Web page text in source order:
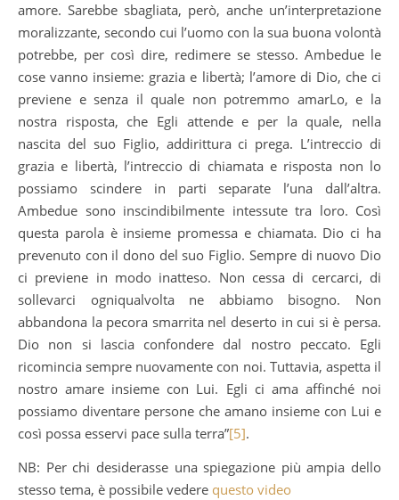
amore. Sarebbe sbagliata, però, anche un’interpretazione
moralizzante, secondo cui l’uomo con la sua buona volontà
potrebbe, per così dire, redimere se stesso. Ambedue le
cose vanno insieme: grazia e libertà; l’amore di Dio, che ci
previene e senza il quale non potremmo amarLo, e la
nostra risposta, che Egli attende e per la quale, nella
nascita del suo Figlio, addirittura ci prega. L’intreccio di
grazia e libertà, l’intreccio di chiamata e risposta non lo
possiamo scindere in parti separate l’una dall’altra.
Ambedue sono inscindibilmente intessute tra loro. Così
questa parola è insieme promessa e chiamata. Dio ci ha
prevenuto con il dono del suo Figlio. Sempre di nuovo Dio
ci previene in modo inatteso. Non cessa di cercarci, di
sollevarci ogniqualvolta ne abbiamo bisogno. Non
abbandona la pecora smarrita nel deserto in cui si è persa.
Dio non si lascia confondere dal nostro peccato. Egli
ricomincia sempre nuovamente con noi. Tuttavia, aspetta il
nostro amare insieme con Lui. Egli ci ama affinché noi
possiamo diventare persone che amano insieme con Lui e
così possa esservi pace sulla terra”[5].
NB: Per chi desiderasse una spiegazione più ampia dello
stesso tema, è possibile vedere questo video